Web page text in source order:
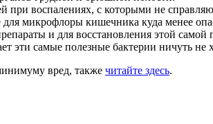
при воспалениях, с которыми не
микрофлоры кишечника куда менее
и для восстановления этой
эти самые полезные бактерии ничуть не
вред, также читайте здесь.